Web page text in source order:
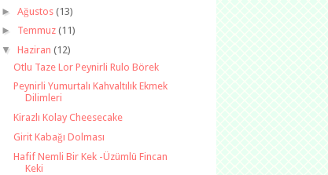
► Ağustos (13)
► Temmuz (11)
▼ Haziran (12)
Otlu Taze Lor Peynirli Rulo Börek
Peynirli Yumurtalı Kahvaltılık Ekmek
Dilimleri
Kirazlı Kolay Cheesecake
Girit Kabağı Dolması
Hafif Nemli Bir Kek -Üzümlü Fincan
Keki